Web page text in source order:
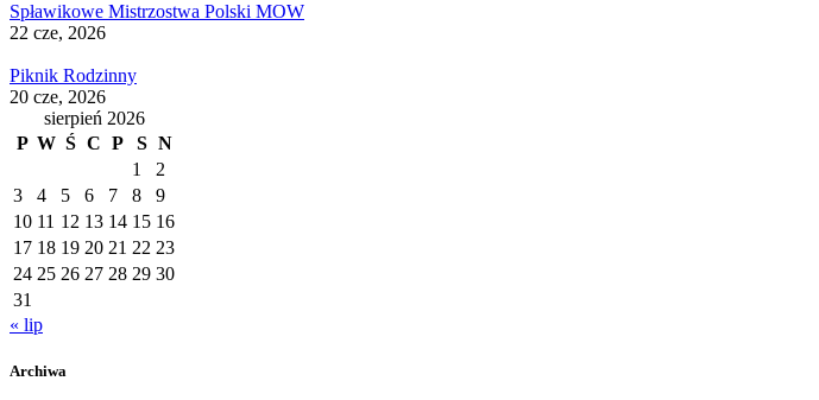
Spławikowe Mistrzostwa Polski MOW
22 cze, 2026
Piknik Rodzinny
20 cze, 2026
sierpień 2026
P W Ś C P S N
1
2
3
4 5 6 7 8
9
10 11 12 13 14 15 16
17 18 19 20 21 22 23
24 25 26 27 28 29 30
31
« lip
Archiwa